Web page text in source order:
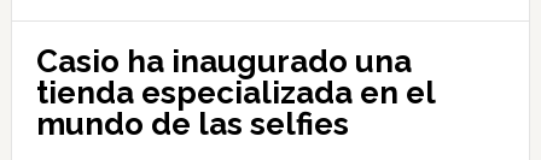
Casio ha inaugurado una
tienda especializada en el
mundo de las selfies